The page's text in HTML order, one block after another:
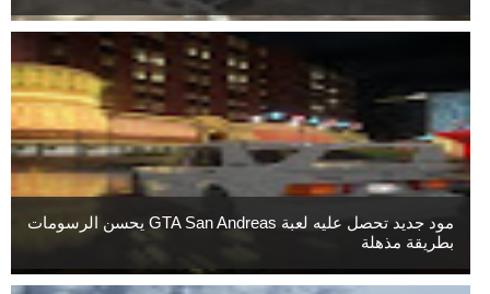
مود جديد تحصل عليه لعبة GTA San Andreas يحسن الرسومات
بطريقة مذهلة